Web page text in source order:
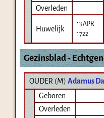
Overleden
Huwelijk
13 APR
1722
Gezinsblad -
OUDER (M) Adamus
Geboren
Overleden